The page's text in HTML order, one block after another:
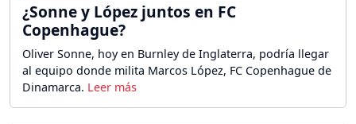
¿Sonne y López juntos en FC
Copenhague?
Oliver Sonne, hoy en Burnley de Inglaterra, podría llegar
al equipo donde milita Marcos López, FC Copenhague de
Dinamarca.